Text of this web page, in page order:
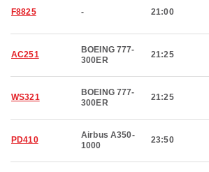
F8825 - 21:00
AC251
BOEING 777-
300ER
21:25
WS321
BOEING 777-
300ER
21:25
PD410
Airbus A350-
1000
23:50